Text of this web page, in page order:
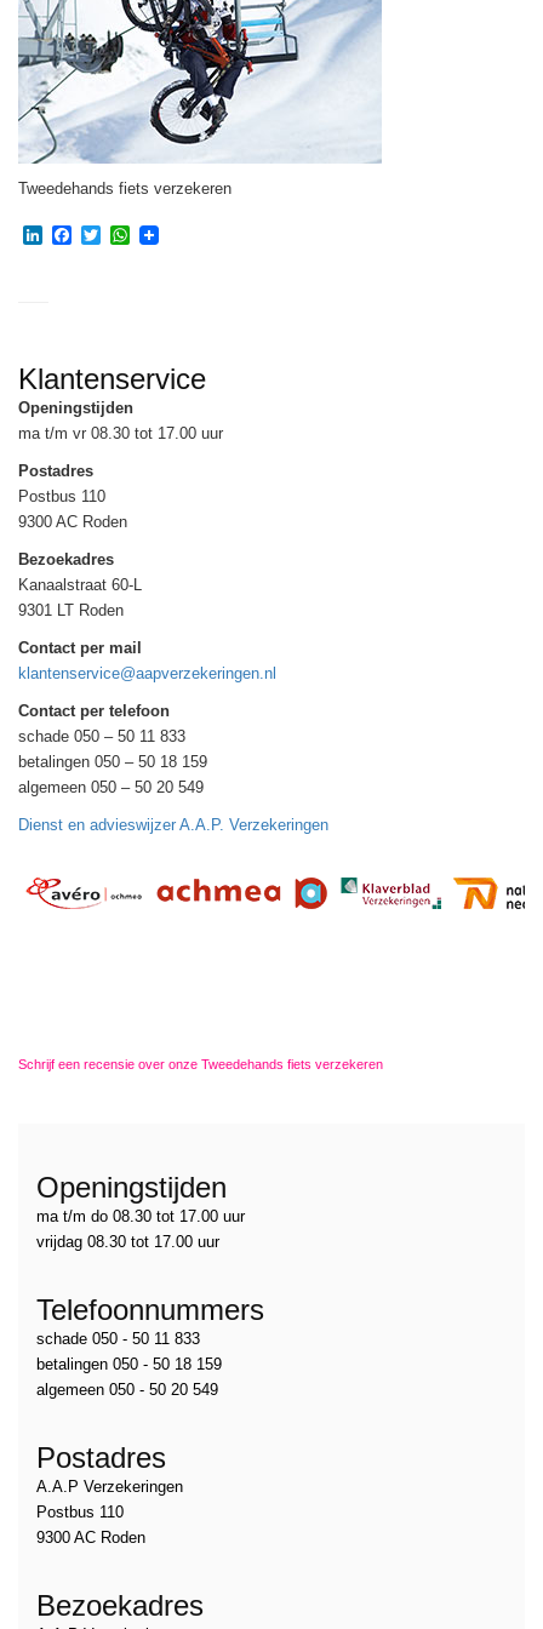
Tweedehands fiets verzekeren
LinkedIn
Facebook
TwitterWhatsApp
Klantenservice
Openingstijden
ma t/m vr 08.30 tot 17.00 uur
Postadres
Postbus 110
9300 AC Roden
Bezoekadres
Kanaalstraat 60-L
9301 LT Roden
Contact per mail
klantenservice@aapverzekeringen.nl
Contact per telefoon
schade 050 – 50 11 833
betalingen 050 – 50 18 159
algemeen 050 – 50 20 549
Dienst en advieswijzer A.A.P. Verzekeringen
Schrijf een recensie over onze Tweedehands fiets verzekeren
Openingstijden
ma t/m do 08.30 tot 17.00 uur
vrijdag 08.30 tot 17.00 uur
Telefoonnummers
schade 050 - 50 11 833
betalingen 050 - 50 18 159
algemeen 050 - 50 20 549
Postadres
A.A.P Verzekeringen
Postbus 110
9300 AC Roden
Bezoekadres